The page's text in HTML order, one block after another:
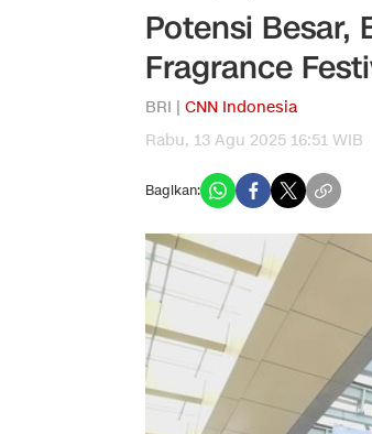
Potensi Besar,
Fragrance
BRI | CNN Indonesia
Rabu, 13 Agu 2025 16:51 WIB
Bagikan: